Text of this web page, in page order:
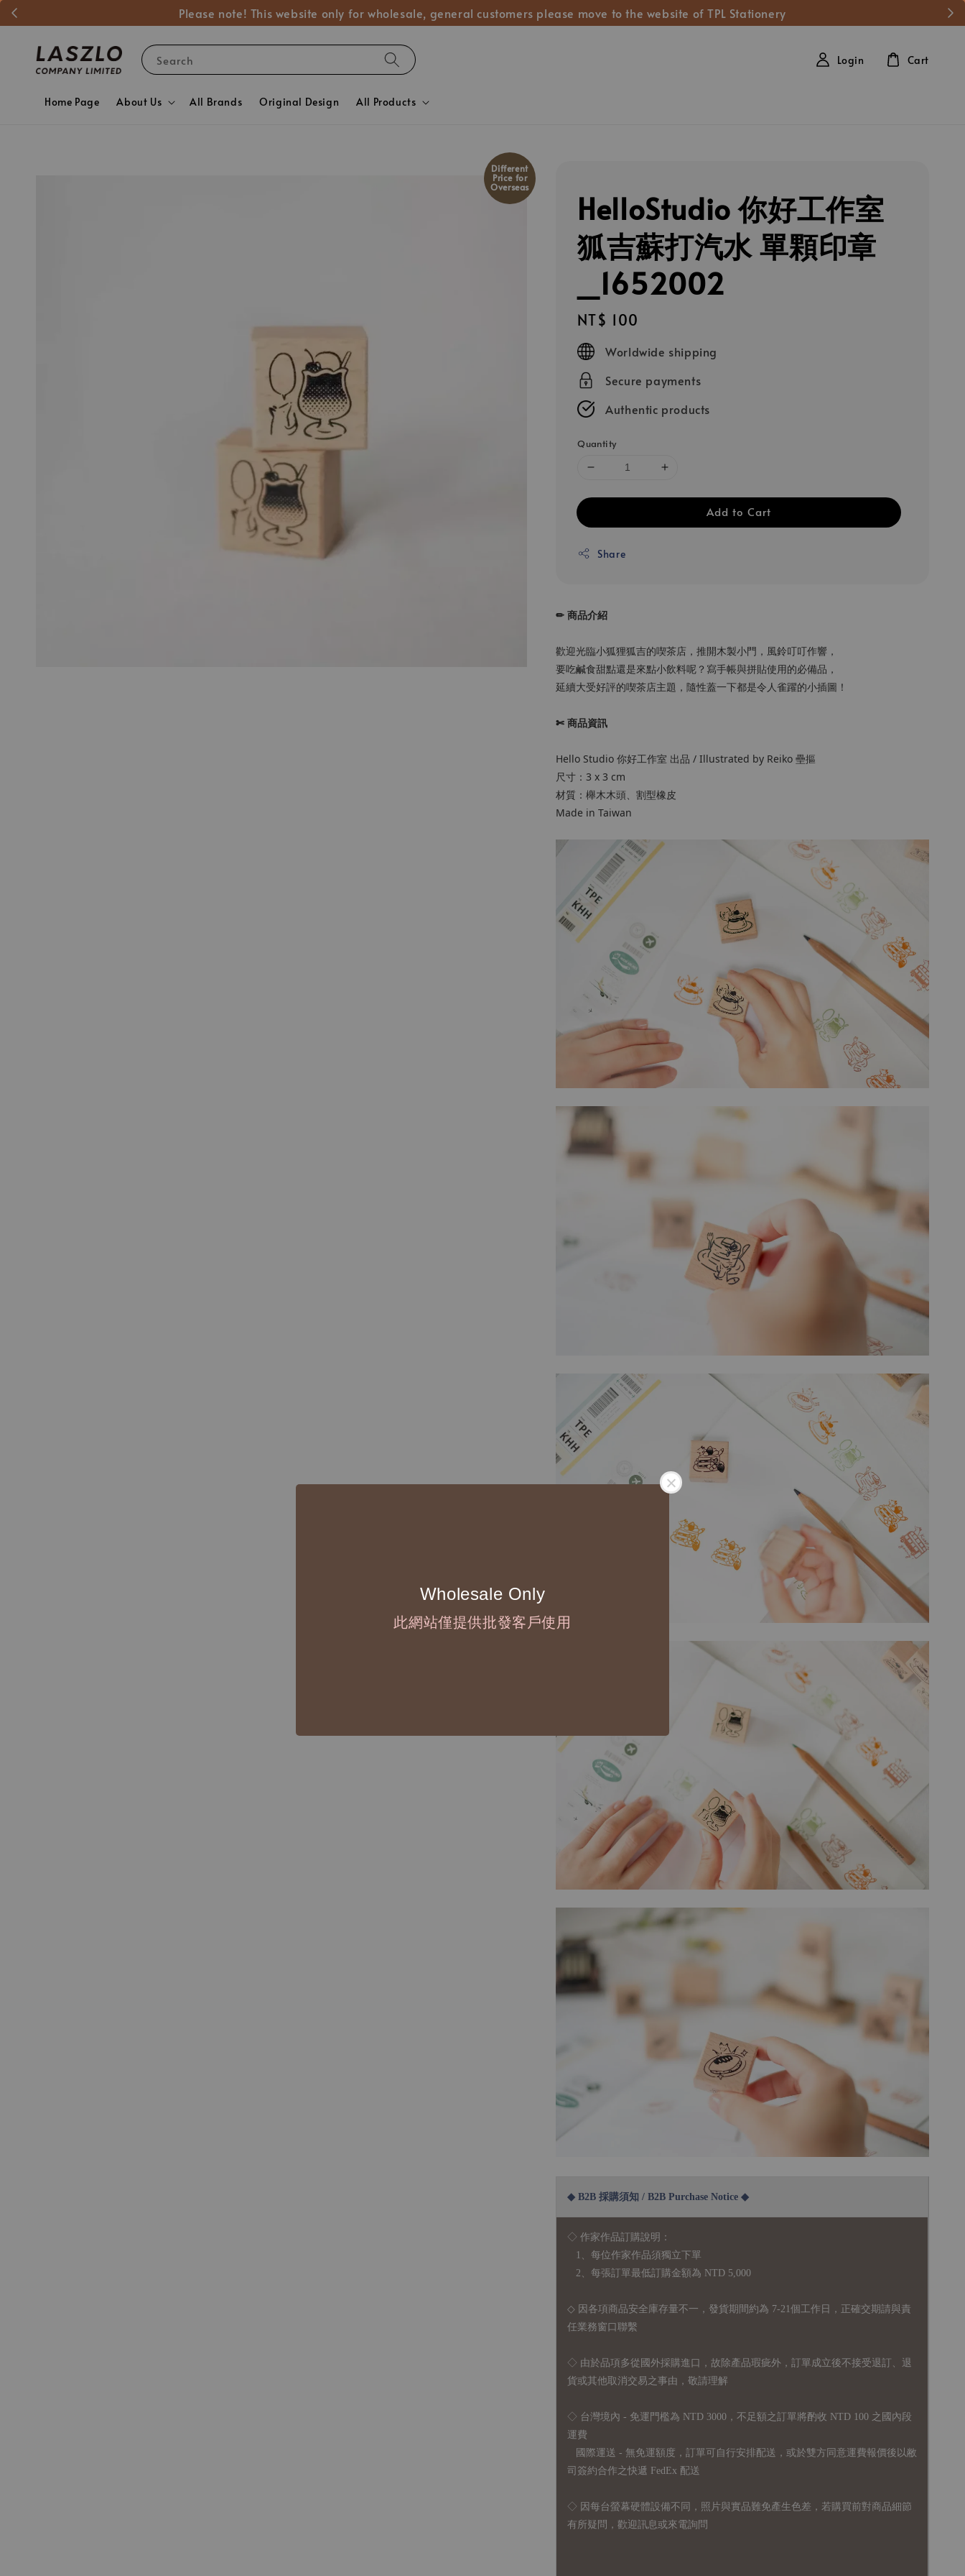
Please note! This website only for wholesale, general customers please move to the website of TPL Stationery
Wholesale Only
此網站僅提供批發客戶使用
Search
Home Page About Us All Brands Original Design All Products
Login Cart
Different
Price for
Overseas
HelloStudio 你好工作室
狐吉蘇打汽水 單顆印章
_1652002
Regular
price
NT$ 100
Worldwide shipping
Secure payments
Authentic products
Quantity
Add to Cart
Share
✏ 商品介紹
歡迎光臨小狐狸狐吉的喫茶店，推開木製小門，風鈴叮叮作響，
要吃鹹食甜點還是來點小飲料呢？寫手帳與拼貼使用的必備品，
延續大受好評的喫茶店主題，隨性蓋一下都是令人雀躍的小插圖！
✄ 商品資訊
Hello Studio 你好工作室 出品 / Illustrated by Reiko 壘摳
尺寸：3 x 3 cm
材質：櫸木木頭、割型橡皮
Made in Taiwan
◆ B2B 採購須知 / B2B Purchase Notice ◆
◇ 作家作品訂購說明：
1、每位作家作品須獨立下單
2、每張訂單最低訂購金額為 NTD 5,000
◇ 因各項商品安全庫存量不一，發貨期間約為 7-21個工作日，正確交期請與責
任業務窗口聯繫
◇ 由於品項多從國外採購進口，故 除產品瑕疵外，訂單成立後不接受退訂、退
貨或其他取消交易之事由，敬請理解
◇ 台灣境內 - 免運門檻為 NTD 3000，不足額之訂單將酌收 NTD 100 之國內段
運費
國際運送 - 無免運額度，訂單可自行安排配送，或於雙方同意運費報價後以敝
司簽約合作之快遞 FedEx 配送
◇ 因每台螢幕硬體設備不同，照片與實品難免產生色差，若購買前對商品細節
有所疑問，歡迎訊息或來電詢問